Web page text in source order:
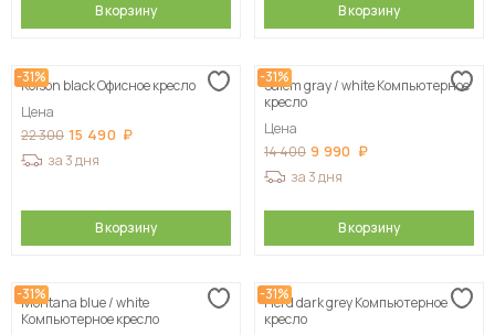
В корзину В корзину
-31%
Kolson black Офисное кресло
Цена
22 300 15 490
за 3 дня
В корзину
-31%
Salem gray / white Компьютерное
кресло
Цена
14 400 9 990
за 3 дня
В корзину
-31%
Montana blue / white
Компьютерное кресло
-31%
Herd dark grey Компьютерное
кресло